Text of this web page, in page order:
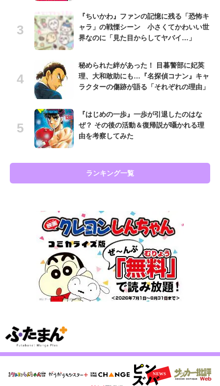
『ちいかわ』ファンの記憶に残る「恐怖キ
ャラ」の戦慄シーン 小さくてかわいい世
界なのに「見た目からしてヤバイ…」
秘められた絆があった！ 目暮警部に妃英
理、大和敢助にも…『名探偵コナン』キャ
ラクターの傷跡が語る「それぞれの理由」
『はじめの一歩』一歩が引退したのはな
ぜ？ その後の活動＆復帰説が囁かれる理
由を考察してみた
ランキング一覧